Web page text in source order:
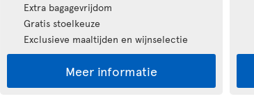
Extra bagagevrijdom
Gratis stoelkeuze
Exclusieve maaltijden en wijnselectie
Meer informatie